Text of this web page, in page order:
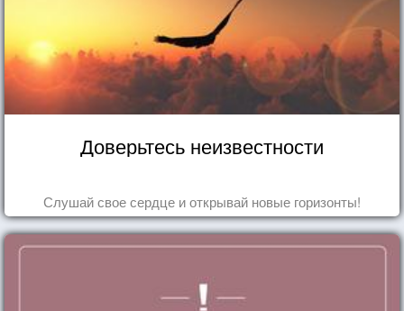
Доверьтесь неизвестности
Слушай свое сердце и открывай новые горизонты!